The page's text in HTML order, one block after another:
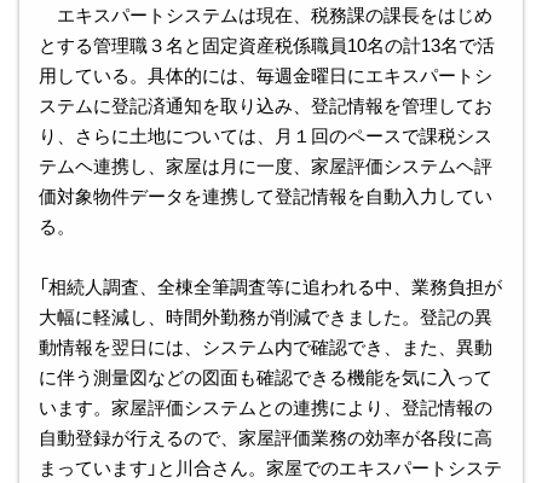
エキスパートシステムは現在、税務課の課長をはじめ
とする管理職３名と固定資産税係職員10名の計13名で活
用している。具体的には、毎週金曜日にエキスパートシ
ステムに登記済通知を取り込み、登記情報を管理してお
り、さらに土地については、月１回のペースで課税シス
テムヘ連携し、家屋は月に一度、家屋評価システムヘ評
価対象物件データを連携して登記情報を自動入力してい
る。
「相続人調査、全棟全筆調査等に追われる中、業務負担が
大幅に軽減し、時間外勤務が削減できました。登記の異
動情報を翌日には、システム内で確認でき、また、異動
に伴う測量図などの図面も確認できる機能を気に入って
います。家屋評価システムとの連携により、登記情報の
自動登録が行えるので、家屋評価業務の効率が各段に高
まっています」と川合さん。家屋でのエキスパートシステ